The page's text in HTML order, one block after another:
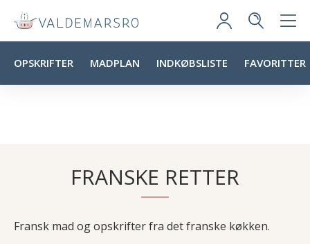
OPSKRIFTER MADPLAN INDKØBSLISTE FAVORITTER
FRANSKE RETTER
Fransk mad og opskrifter fra det franske køkken.